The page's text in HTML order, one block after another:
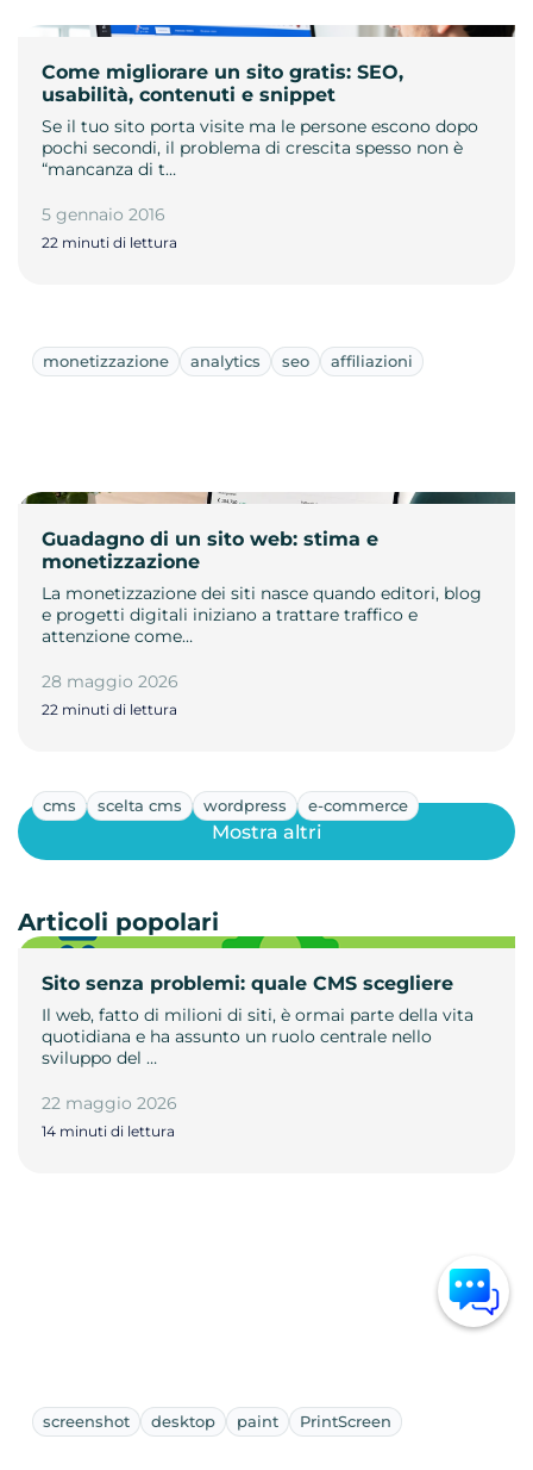
Come migliorare un sito gratis: SEO,
usabilità, contenuti e snippet
Se il tuo sito porta visite ma le persone escono dopo
pochi secondi, il problema di crescita spesso non è
“mancanza di t…
5 gennaio 2016
22 minuti di lettura
monetizzazione analytics seo affiliazioni
Guadagno di un sito web: stima e
monetizzazione
La monetizzazione dei siti nasce quando editori, blog
e progetti digitali iniziano a trattare traffico e
attenzione come…
28 maggio 2026
22 minuti di lettura
cms scelta cms wordpress e-commerce
Sito senza problemi: quale CMS scegliere
Il web, fatto di milioni di siti, è ormai parte della vita
quotidiana e ha assunto un ruolo centrale nello
sviluppo del …
22 maggio 2026
14 minuti di lettura
Mostra altri
Articoli popolari
screenshot desktop paint PrintScreen